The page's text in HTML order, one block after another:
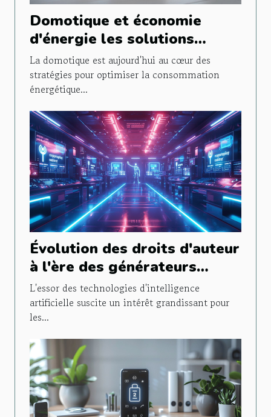
Domotique et économie
d'énergie les solutions
intelligentes pour réduire
votre facture électrique
La domotique est aujourd'hui au cœur des
stratégies pour optimiser la consommation
énergétique...
Évolution des droits d'auteur
à l'ère des générateurs
d'images contrôlés par IA
L'essor des technologies d'intelligence
artificielle suscite un intérêt grandissant pour
les...